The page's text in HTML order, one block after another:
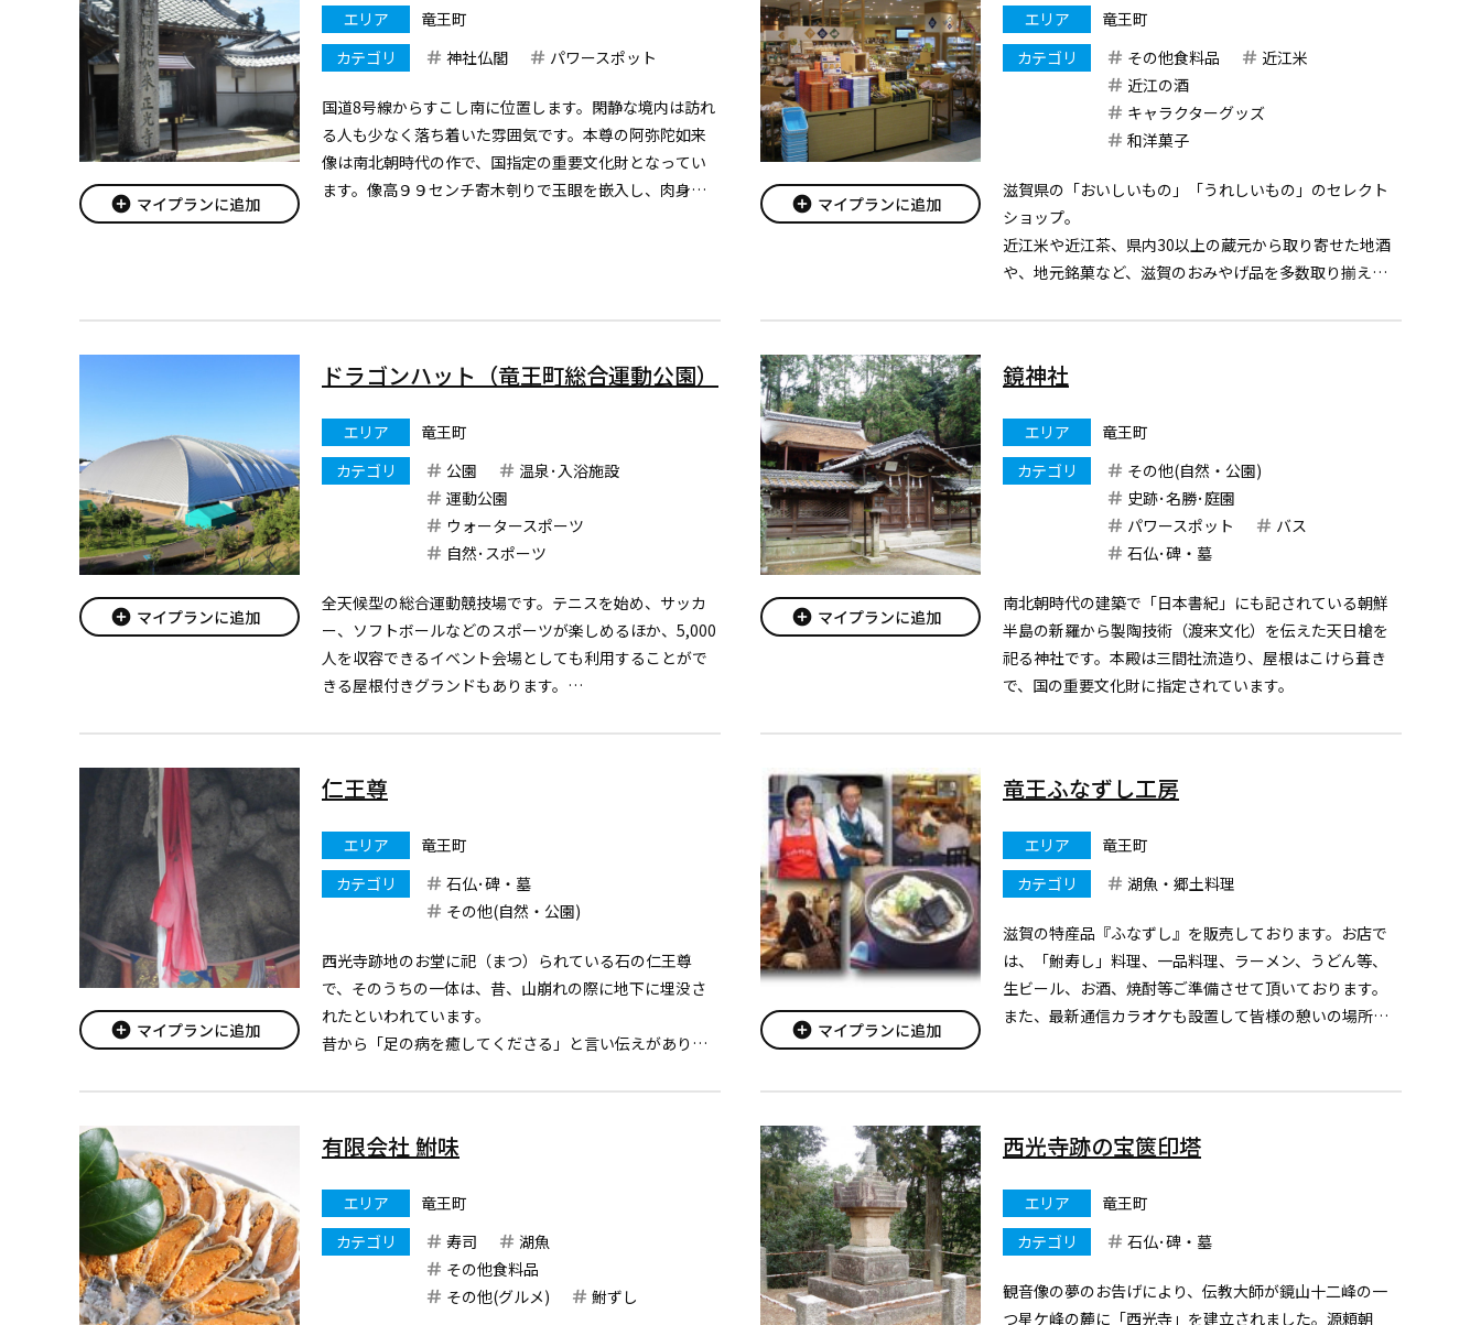
add_circle マイプランに追加
エリア
竜王町
カテゴリ
神社仏閣 パワースポット
国道8号線からすこし南に位置します。閑静な境内は訪れ
る人も少なく落ち着いた雰囲気です。本尊の阿弥陀如来
像は南北朝時代の作で、国指定の重要文化財となってい
ます。像高９９センチ寄木刳りで玉眼を嵌入し、肉身は
add_circle マイプランに追加
エリア
竜王町
カテゴリ
その他食料品
近江米
近江の酒
キャラクターグッズ
和洋菓子
滋賀県の「おいしいもの」「うれしいもの」のセレクト
ショップ。
近江米や近江茶、県内30以上の蔵元から取り寄せた地酒
や、地元銘菓など、滋賀のおみやげ品を多数取り揃えて
add_circle マイプランに追加
ドラゴンハット（竜王町総合運動公園）
エリア
竜王町
カテゴリ
公園
温泉･入浴施設
運動公園
ウォータースポーツ
自然･スポーツ
全天候型の総合運動競技場です。テニスを始め、サッカ
ー、ソフトボールなどのスポーツが楽しめるほか、5,000
人を収容できるイベント会場としても利用することがで
きる屋根付きグランドもあります。
弓道場・採暖室（風呂）などが集中し、誰もが楽しくス
add_circle マイプランに追加
鏡神社
エリア
竜王町
カテゴリ
その他(自然・公園)
史跡･名勝･庭園
パワースポット
バス
石仏･碑・墓
南北朝時代の建築で「日本書紀」にも記されている朝鮮
半島の新羅から製陶技術（渡来文化）を伝えた天日槍を
祀る神社です。本殿は三間社流造り、屋根はこけら葺き
で、国の重要文化財に指定されています。
add_circle マイプランに追加
仁王尊
エリア
竜王町
カテゴリ
石仏･碑・墓
その他(自然・公園)
西光寺跡地のお堂に祀（まつ）られている石の仁王尊
で、そのうちの一体は、昔、山崩れの際に地下に埋没さ
れたといわれています。
昔から「足の病を癒してくださる」と言い伝えがあり、
らじ）をお供えする風習があって平癒（へいゆ）を願う
add_circle マイプランに追加
竜王ふなずし工房
エリア
竜王町
カテゴリ
湖魚・郷土料理
滋賀の特産品『ふなずし』を販売しております。お店で
は、「鮒寿し」料理、一品料理、ラーメン、うどん等、
生ビール、お酒、焼酎等ご準備させて頂いております。
また、最新通信カラオケも設置して皆様の憩いの場所と
有限会社 鮒味
エリア
竜王町
カテゴリ
寿司
湖魚
その他食料品
その他(グルメ)
鮒ずし
西光寺跡の宝篋印塔
エリア
竜王町
カテゴリ
石仏･碑・墓
観音像の夢のお告げにより、伝教大師が鏡山十二峰の一
つ星ケ峰の麓に「西光寺」を建立されました。源頼朝